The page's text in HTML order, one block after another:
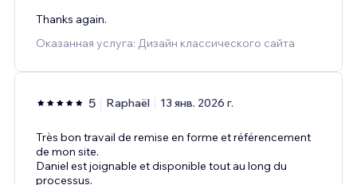
Thanks again.
Оказанная услуга: Дизайн классического сайта
5 Raphaël 13 янв. 2026 г.
Très bon travail de remise en forme et référencement
de mon site.
Daniel est joignable et disponible tout au long du
processus.